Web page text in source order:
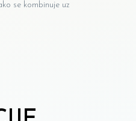
se kombinuje uz